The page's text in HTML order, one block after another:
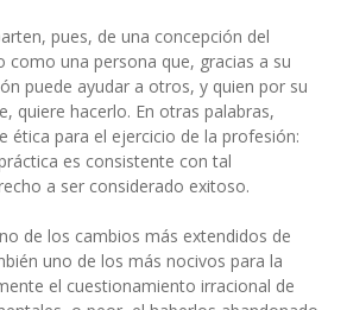
pues, de una concepción del
una persona que, gracias a su
puede ayudar a otros, y quien por su
quiere hacerlo. En otras palabras,
ética para el ejercicio de la profesión:
es consistente con tal
a ser considerado exitoso.
de los cambios más extendidos de
uno de los más nocivos para la
el cuestionamiento irracional de